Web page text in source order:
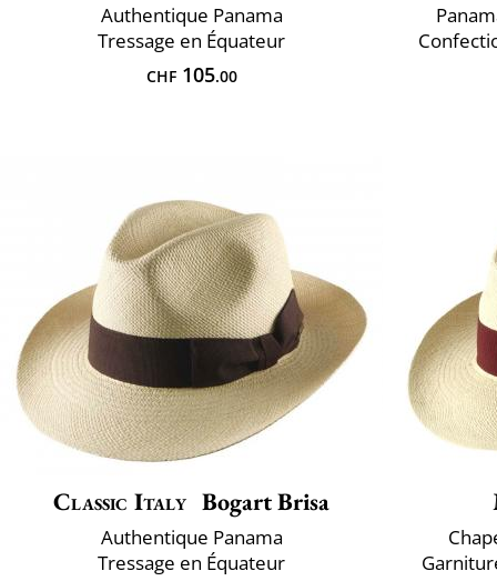
Authentique Panama
Tressage en Équateur
CHF105.00
Classic Italy Bogart Brisa
Authentique Panama
Tressage en Équateur